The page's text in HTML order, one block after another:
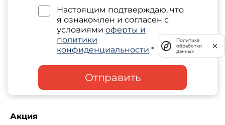
Настоящим подтверждаю, что
я ознакомлен и согласен с
условиями оферты и
политики
конфиденциальности *
Отправить
Акция
Политика
обработки
данных